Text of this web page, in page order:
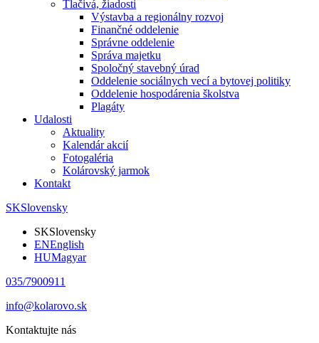
Tlačivá, žiadosti
Výstavba a regionálny rozvoj
Finančné oddelenie
Správne oddelenie
Správa majetku
Spoločný stavebný úrad
Oddelenie sociálnych vecí a bytovej politiky
Oddelenie hospodárenia školstva
Plagáty
Udalosti
Aktuality
Kalendár akcií
Fotogaléria
Kolárovský jarmok
Kontakt
SKSlovensky
SKSlovensky
ENEnglish
HUMagyar
035/7900911
info@kolarovo.sk
Kontaktujte nás